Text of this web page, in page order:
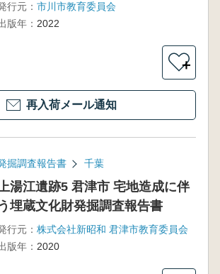
行元： 市川市教育委員会
版年： 2022
＋
再入荷メール通知
掘調査報告書 千葉
湯江遺跡5 君津市 宅地造成に伴
う埋蔵文化財発掘調査報告書
行元： 株式会社新昭和 君津市教育委員会
版年： 2020